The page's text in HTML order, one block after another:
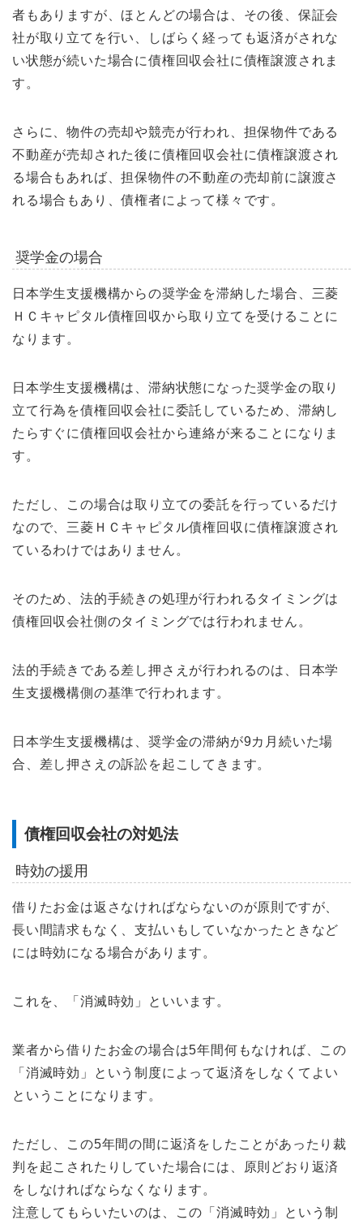
者もありますが、ほとんどの場合は、その後、保証会
社が取り立てを行い、しばらく経っても返済がされな
い状態が続いた場合に債権回収会社に債権譲渡されま
す。
さらに、物件の売却や競売が行われ、担保物件である
不動産が売却された後に債権回収会社に債権譲渡され
る場合もあれば、担保物件の不動産の売却前に譲渡さ
れる場合もあり、債権者によって様々です。
奨学金の場合
日本学生支援機構からの奨学金を滞納した場合、三菱
ＨＣキャピタル債権回収から取り立てを受けることに
なります。
日本学生支援機構は、滞納状態になった奨学金の取り
立て行為を債権回収会社に委託しているため、滞納し
たらすぐに債権回収会社から連絡が来ることになりま
す。
ただし、この場合は取り立ての委託を行っているだけ
なので、三菱ＨＣキャピタル債権回収に債権譲渡され
ているわけではありません。
そのため、法的手続きの処理が行われるタイミングは
債権回収会社側のタイミングでは行われません。
法的手続きである差し押さえが行われるのは、日本学
生支援機構側の基準で行われます。
日本学生支援機構は、奨学金の滞納が9カ月続いた場
合、差し押さえの訴訟を起こしてきます。
債権回収会社の対処法
時効の援用
借りたお金は返さなければならないのが原則ですが、
長い間請求もなく、支払いもしていなかったときなど
には時効になる場合があります。
これを、「消滅時効」といいます。
業者から借りたお金の場合は5年間何もなければ、この
「消滅時効」という制度によって返済をしなくてよい
ということになります。
ただし、この5年間の間に返済をしたことがあったり裁
判を起こされたりしていた場合には、原則どおり返済
をしなければならなくなります。
注意してもらいたいのは、この「消滅時効」という制